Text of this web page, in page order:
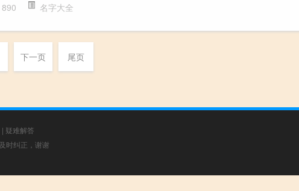
890 名字大全
下一页 尾页
| 疑难解答
时纠正，谢谢